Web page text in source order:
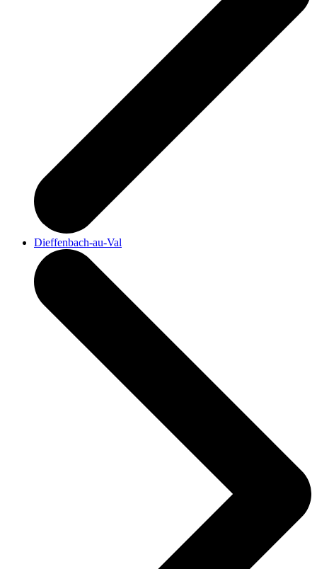
Dieffenbach-au-Val